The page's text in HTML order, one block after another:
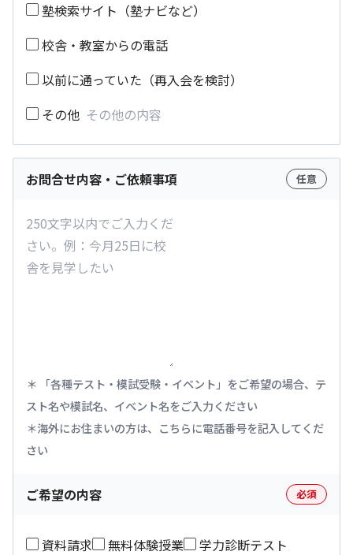
塾検索サイト（塾ナビなど）
校舎・教室からの電話
以前に通っていた（再入会を検討）
その他
お問合せ内容・ご依頼事項 任意
「各種テスト・模試受験・イベント」をご希望の場合、テ
スト名や模試名、イベント名をご入力ください
海外にお住まいの方は、こちらに電話番号を記入してくだ
さい
ご希望の内容 必須
資料請求 無料体験授業
学力診断テスト